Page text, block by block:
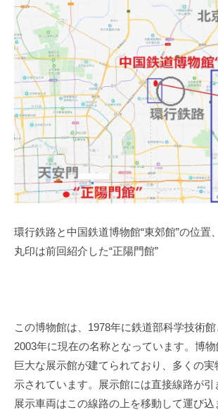
環行鉄路と中国鉄道博物館“東郊館”の位置
丸印は前回紹介した“正陽門館”
この博物館は、 1978年に鉄道部科学技術館
2003年に現在の名称となっています。博
巨大な展示館が建てられており、多くの実
示されています。展示館には直接線路が引
展示車両はこの線路の上を移動して運び込